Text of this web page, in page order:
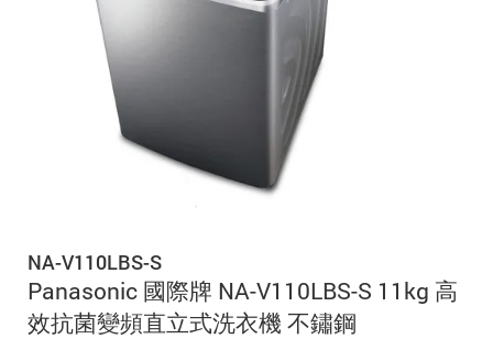
NA-V110LBS-S
Panasonic 國際牌 NA-V110LBS-S 11kg 高
效抗菌變頻直立式洗衣機 不鏽鋼
建立新帳號
追蹤我的訂單
加入 JARVIS VIP